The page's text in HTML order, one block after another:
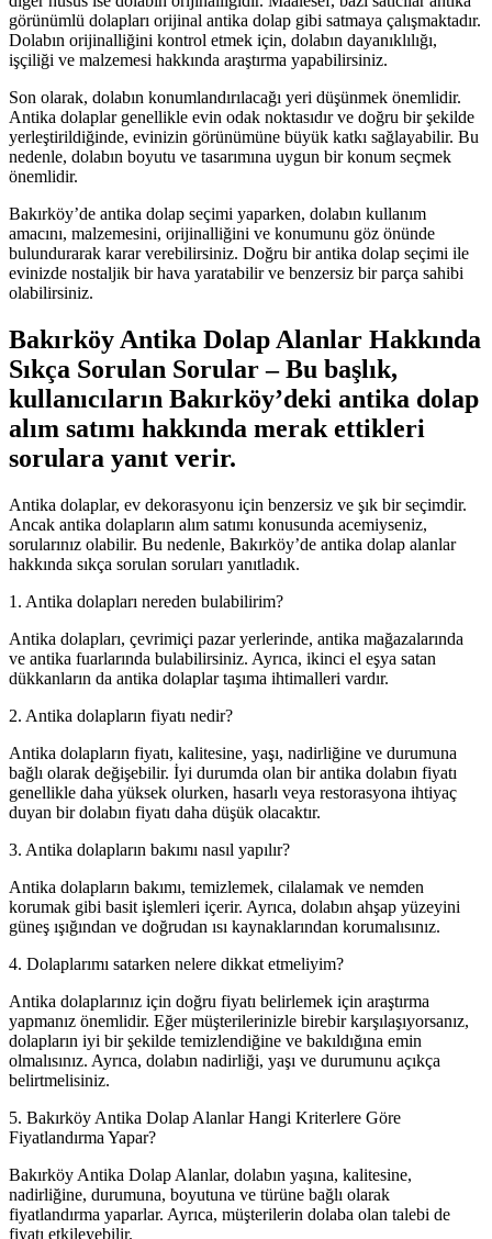
görünümlü dolapları orijinal antika dolap gibi satmaya çalışmaktadır.
Dolabın orijinalliğini kontrol etmek için, dolabın dayanıklılığı,
işçiliği ve malzemesi hakkında araştırma yapabilirsiniz.
Son olarak, dolabın konumlandırılacağı yeri düşünmek önemlidir.
Antika dolaplar genellikle evin odak noktasıdır ve doğru bir şekilde
yerleştirildiğinde, evinizin görünümüne büyük katkı sağlayabilir. Bu
nedenle, dolabın boyutu ve tasarımına uygun bir konum seçmek
önemlidir.
Bakırköy’de antika dolap seçimi yaparken, dolabın kullanım
amacını, malzemesini, orijinalliğini ve konumunu göz önünde
bulundurarak karar verebilirsiniz. Doğru bir antika dolap seçimi ile
evinizde nostaljik bir hava yaratabilir ve benzersiz bir parça sahibi
olabilirsiniz.
Bakırköy Antika Dolap Alanlar Hakkında
Sıkça Sorulan Sorular – Bu başlık,
kullanıcıların Bakırköy’deki antika dolap
alım satımı hakkında merak ettikleri
sorulara yanıt verir.
Antika dolaplar, ev dekorasyonu için benzersiz ve şık bir seçimdir.
Ancak antika dolapların alım satımı konusunda acemiyseniz,
sorularınız olabilir. Bu nedenle, Bakırköy’de antika dolap alanlar
hakkında sıkça sorulan soruları yanıtladık.
1. Antika dolapları nereden bulabilirim?
Antika dolapları, çevrimiçi pazar yerlerinde, antika mağazalarında
ve antika fuarlarında bulabilirsiniz. Ayrıca, ikinci el eşya satan
dükkanların da antika dolaplar taşıma ihtimalleri vardır.
2. Antika dolapların fiyatı nedir?
Antika dolapların fiyatı, kalitesine, yaşı, nadirliğine ve durumuna
bağlı olarak değişebilir. İyi durumda olan bir antika dolabın fiyatı
genellikle daha yüksek olurken, hasarlı veya restorasyona ihtiyaç
duyan bir dolabın fiyatı daha düşük olacaktır.
3. Antika dolapların bakımı nasıl yapılır?
Antika dolapların bakımı, temizlemek, cilalamak ve nemden
korumak gibi basit işlemleri içerir. Ayrıca, dolabın ahşap yüzeyini
güneş ışığından ve doğrudan ısı kaynaklarından korumalısınız.
4. Dolaplarımı satarken nelere dikkat etmeliyim?
Antika dolaplarınız için doğru fiyatı belirlemek için araştırma
yapmanız önemlidir. Eğer müşterilerinizle birebir karşılaşıyorsanız,
dolapların iyi bir şekilde temizlendiğine ve bakıldığına emin
olmalısınız. Ayrıca, dolabın nadirliği, yaşı ve durumunu açıkça
belirtmelisiniz.
5. Bakırköy Antika Dolap Alanlar Hangi Kriterlere Göre
Fiyatlandırma Yapar?
Bakırköy Antika Dolap Alanlar, dolabın yaşına, kalitesine,
nadirliğine, durumuna, boyutuna ve türüne bağlı olarak
fiyatlandırma yaparlar. Ayrıca, müşterilerin dolaba olan talebi de
fiyatı etkileyebilir.